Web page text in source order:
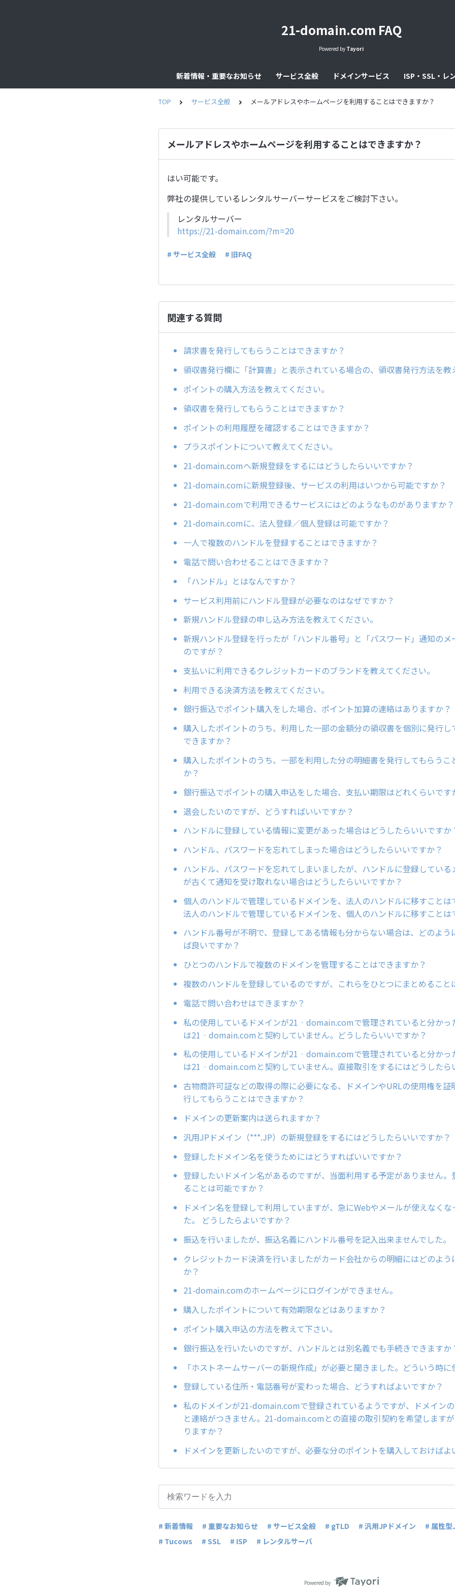
21-domain.com FAQ
Powered by Tayori
新着情報・重要なお知らせ サービス全般 ドメインサービス ISP・SSL・レ
TOP サービス全般 メールアドレスやホームページを利用することはできますか？
メールアドレスやホームページを利用することはできますか？
はい可能です。
弊社の提供しているレンタルサーバーサービスをご検討下さい。
レンタルサーバー
https://21-domain.com/?m=20
# サービス全般 # 旧FAQ
関連する質問
請求書を発行してもらうことはできますか？
領収書発行欄に「計算書」と表示されている場合の、領収書発行方法を教
ポイントの購入方法を教えてください。
領収書を発行してもらうことはできますか？
ポイントの利用履歴を確認することはできますか？
プラスポイントについて教えてください。
21-domain.comへ新規登録をするにはどうしたらいいですか？
21-domain.comに新規登録後、サービスの利用はいつから可能ですか？
21-domain.comで利用できるサービスにはどのようなものがありますか？
21-domain.comに、法人登録／個人登録は可能ですか？
一人で複数のハンドルを登録することはできますか？
電話で問い合わせることはできますか？
「ハンドル」とはなんですか？
サービス利用前にハンドル登録が必要なのはなぜですか？
新規ハンドル登録の申し込み方法を教えてください。
新規ハンドル登録を行ったが「ハンドル番号」と「パスワード」通知のメ
のですが？
支払いに利用できるクレジットカードのブランドを教えてください。
利用できる決済方法を教えてください。
銀行振込でポイント購入をした場合、ポイント加算の連絡はありますか？
購入したポイントのうち、利用した一部の金額分の領収書を個別に発行し
できますか？
購入したポイントのうち、一部を利用した分の明細書を発行してもらうこ
か？
銀行振込でポイントの購入申込をした場合、支払い期限はどれくらいです
退会したいのですが、どうすればいいですか？
ハンドルに登録している情報に変更があった場合はどうしたらいいですか
ハンドル、パスワードを忘れてしまった場合はどうしたらいいですか？
ハンドル、パスワードを忘れてしまいましたが、ハンドルに登録している
が古くて通知を受け取れない場合はどうしたらいいですか？
個人のハンドルで管理しているドメインを、法人のハンドルに移すことは
法人のハンドルで管理しているドメインを、個人のハンドルに移すことは
ハンドル番号が不明で、登録してある情報も分からない場合は、どのよう
ば良いですか？
ひとつのハンドルで複数のドメインを管理することはできますか？
複数のハンドルを登録しているのですが、これらをひとつにまとめること
電話で問い合わせはできますか？
私の使用しているドメインが21‐domain.comで管理されていると分かっ
は21‐domain.comと契約していません。どうしたらいいですか？
私の使用しているドメインが21‐domain.comで管理されていると分かっ
は21‐domain.comと契約していません。直接取引をするにはどうしたら
古物商許可証などの取得の際に必要になる、ドメインやURLの使用権を証
行してもらうことはできますか？
ドメインの更新案内は送られますか？
汎用JPドメイン（***.JP）の新規登録をするにはどうしたらいいですか？
登録したドメイン名を使うためにはどうすればいいですか？
登録したいドメイン名があるのですが、当面利用する予定がありません。
ることは可能ですか？
ドメイン名を登録して利用していますが、急にWebやメールが使えなくな
た。 どうしたらよいですか？
振込を行いましたが、振込名義にハンドル番号を記入出来ませんでした。
クレジットカード決済を行いましたがカード会社からの明細にはどのよう
か？
21-domain.comのホームページにログインができません。
購入したポイントについて有効期限などはありますか？
ポイント購入申込の方法を教えて下さい。
銀行振込を行いたいのですが、ハンドルとは別名義でも手続きできますか
「ホストネームサーバーの新規作成」が必要と聞きました。どういう時に
登録している住所・電話番号が変わった場合、どうすればよいですか？
私のドメインが21-domain.comで登録されているようですが、ドメイン
と連絡がつきません。21-domain.comとの直接の取引契約を希望します
りますか？
ドメインを更新したいのですが、必要な分のポイントを購入しておけばよ
# 新着情報 # 重要なお知らせ # サービス全般 # gTLD # 汎用JPドメイン
# 属性型
# Tucows
# SSL # ISP # レンタルサーバ
Powered by